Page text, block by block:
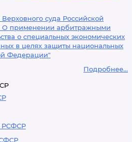
суда Российской
О применении арбитражными
о специальных экономических
в целях защиты национальных
Федерации"
Подробнее...
РСФСР